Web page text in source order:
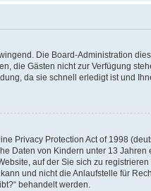
Die Board-Administration
die Gästen nicht zur Verfügung
da sie schnell erledigt ist und
Privacy Protection Act of 1998
Daten von Kindern unter 13
auf der Sie sich zu
und nicht die Anlaufstelle für
behandelt werden.